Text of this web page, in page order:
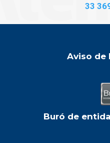
33
Aviso de
Buró de